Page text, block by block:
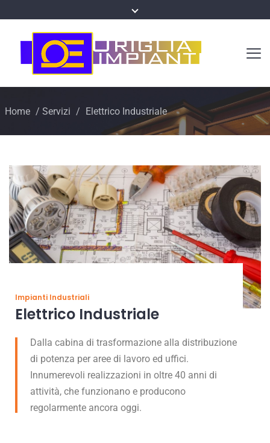
Home / Servizi / Elettrico Industriale
Impianti Industriali
Elettrico Industriale
Dalla cabina di trasformazione alla distribuzione
di potenza per aree di lavoro ed uffici.
Innumerevoli realizzazioni in oltre 40 anni di
attività, che funzionano e producono
regolarmente ancora oggi.